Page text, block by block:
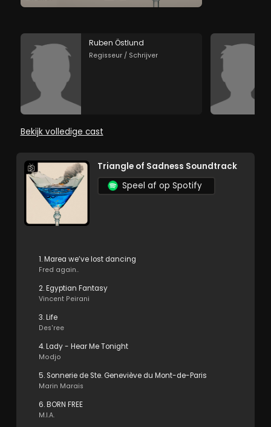
Ruben Östlund
Regisseur / Schrijver
Bekijk volledige cast
Triangle of Sadness Soundtrack
Speel af op Spotify
1. Marea we’ve lost dancing
Fred again..
2. Egyptian Fantasy
Vincent Peirani
3. Life
Des'ree
4. Lady - Hear Me Tonight
Modjo
5. Sonnerie de Ste. Geneviève du Mont-de-Paris
Marin Marais
6. BORN FREE
M.I.A.